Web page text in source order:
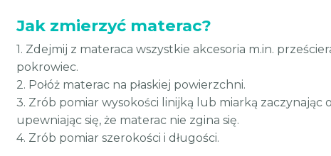
Jak zmierzyć materac?
1. Zdejmij z materaca wszystkie akcesoria m.in.
pokrowiec.
2. Połóż materac na płaskiej powierzchni.
3. Zrób pomiar wysokości linijką lub miarką zaczynając
upewniając się, że materac nie zgina się.
4. Zrób pomiar szerokości i długości.